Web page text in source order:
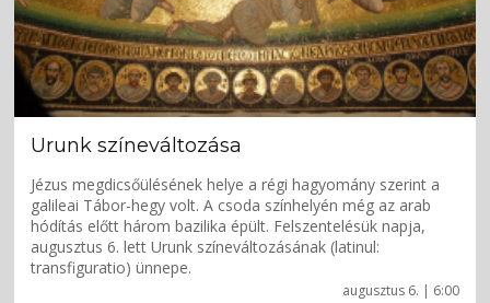
augusztus 6. | 6:00
Urunk színeváltozása
Jézus megdicsőülésének helye a régi hagyomány szerint a
galileai Tábor-hegy volt. A csoda színhelyén még az arab
hódítás előtt három bazilika épült. Felszentelésük napja,
augusztus 6. lett Urunk színeváltozásának (latinul:
transfiguratio) ünnepe.